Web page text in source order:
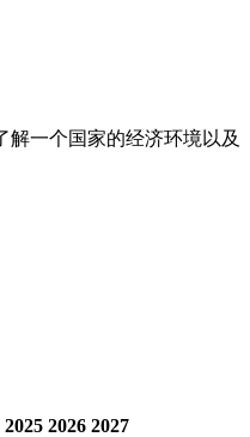
解一个国家的经济环境以及
2025 2026 2027